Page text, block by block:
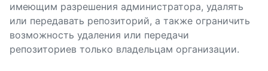
имеющим разрешения администратора, удалять
или передавать репозиторий, а также ограничить
возможность удаления или передачи
репозиториев только владельцам организации.